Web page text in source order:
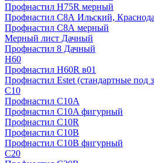
Профнастил Н75R мерный
Профнастил С8А Ильский,
Профнастил С8А мерный
Мерный лист Дачный
Профнастил 8 Дачный
Н60
Профнастил H60R в01
Профнастил Estet (стандартные под
C10
Профнастил С10A
Профнастил С10A фигурный
Профнастил С10R
Профнастил С10В
Профнастил С10В фигурный
C20